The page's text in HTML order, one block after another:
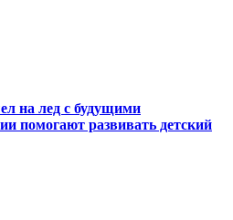
на лед с будущими
помогают развивать детский